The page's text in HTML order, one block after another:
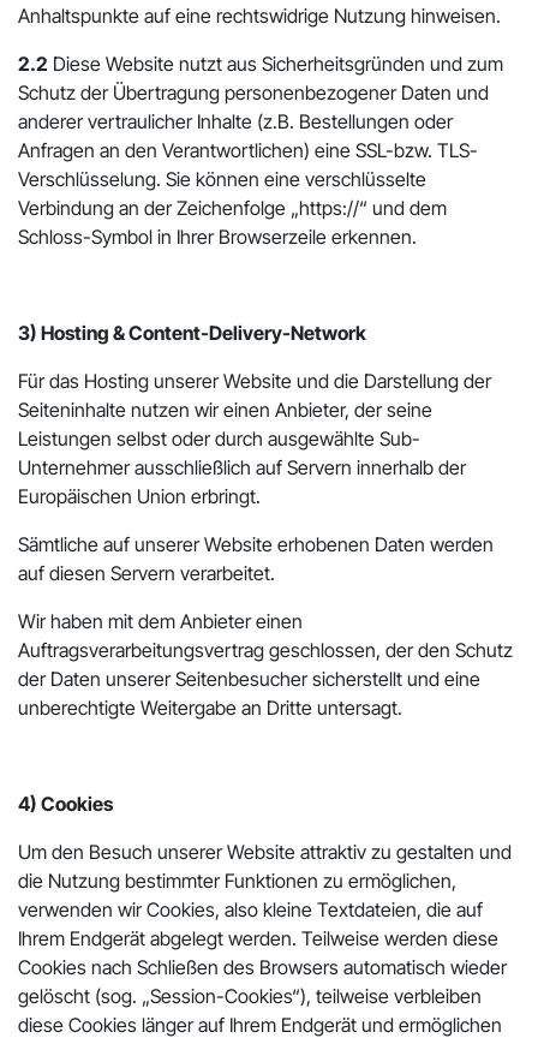
Anhaltspunkte auf eine rechtswidrige Nutzung hinweisen.
2.2 Diese Website nutzt aus Sicherheitsgründen und zum
Schutz der Übertragung personenbezogener Daten und
anderer vertraulicher Inhalte (z.B. Bestellungen oder
Anfragen an den Verantwortlichen) eine SSL-bzw. TLS-
Verschlüsselung. Sie können eine verschlüsselte
Verbindung an der Zeichenfolge „https://“ und dem
Schloss-Symbol in Ihrer Browserzeile erkennen.
3) Hosting & Content-Delivery-Network
Für das Hosting unserer Website und die Darstellung der
Seiteninhalte nutzen wir einen Anbieter, der seine
Leistungen selbst oder durch ausgewählte Sub-
Unternehmer ausschließlich auf Servern innerhalb der
Europäischen Union erbringt.
Sämtliche auf unserer Website erhobenen Daten werden
auf diesen Servern verarbeitet.
Wir haben mit dem Anbieter einen
Auftragsverarbeitungsvertrag geschlossen, der den Schutz
der Daten unserer Seitenbesucher sicherstellt und eine
unberechtigte Weitergabe an Dritte untersagt.
4) Cookies
Um den Besuch unserer Website attraktiv zu gestalten und
die Nutzung bestimmter Funktionen zu ermöglichen,
verwenden wir Cookies, also kleine Textdateien, die auf
Ihrem Endgerät abgelegt werden. Teilweise werden diese
Cookies nach Schließen des Browsers automatisch wieder
gelöscht (sog. „Session-Cookies“), teilweise verbleiben
diese Cookies länger auf Ihrem Endgerät und ermöglichen